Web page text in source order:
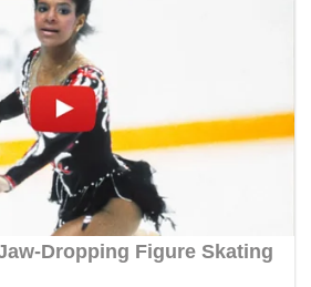
baharu, Datuk Patinggi Abang
mencari ‘jalan penyelesaian’ paling
momentum sokongan ramai
pada PRU14 pula.
kemenangan kerusi majoriti
mencerahkan harapan agar ada
dari Sarawak diberikan peluang
kabinet persekutuan.